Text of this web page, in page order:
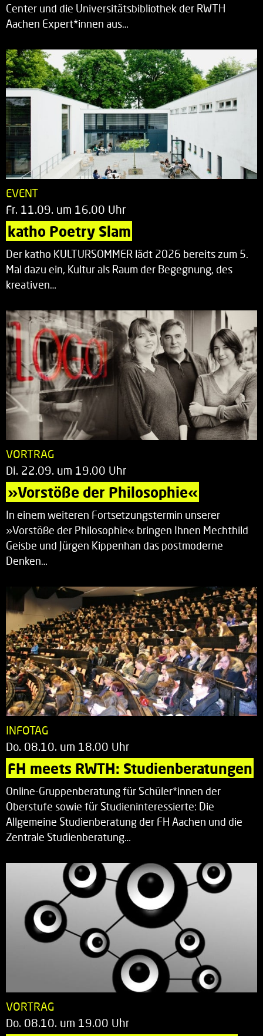
Center und die Universitätsbibliothek der RWTH
Aachen Expert*innen aus…
EVENT
Fr. 11.09. um 16.00 Uhr
katho Poetry Slam
Der katho KULTURSOMMER lädt 2026 bereits zum 5.
Mal dazu ein, Kultur als Raum der Begegnung, des
kreativen…
VORTRAG
Di. 22.09. um 19.00 Uhr
»Vorstöße der Philosophie«
In einem weiteren Fortsetzungstermin unserer
»Vorstöße der Philosophie« bringen Ihnen Mechthild
Geisbe und Jürgen Kippenhan das postmoderne
Denken…
INFOTAG
Do. 08.10. um 18.00 Uhr
FH meets RWTH: Studienberatungen
Online-Gruppenberatung für Schüler*innen der
Oberstufe sowie für Studieninteressierte: Die
Allgemeine Studienberatung der FH Aachen und die
Zentrale Studienberatung…
VORTRAG
Do. 08.10. um 19.00 Uhr